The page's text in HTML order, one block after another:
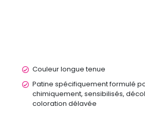
Couleur longue tenue
Patine spécifiquement formulé
chimiquement, sensibilisés,
coloration délavée